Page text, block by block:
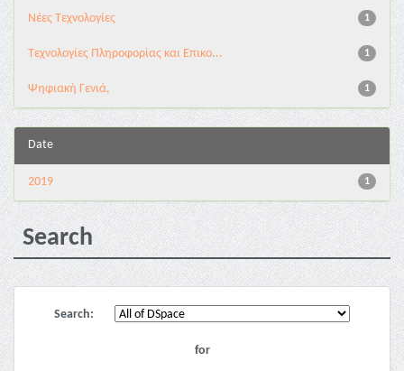
1
Νέες Τεχνολογίες
1
Τεχνολογίες Πληροφορίας και Επικο...
1
Ψηφιακή Γενιά,
Date
1
2019
Search
Search:
for